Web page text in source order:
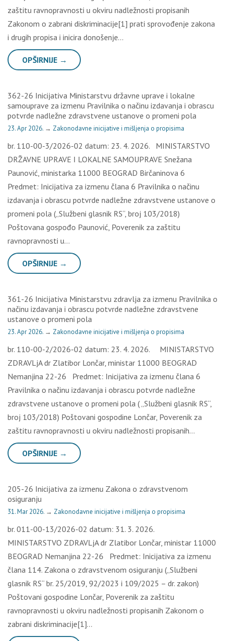
zaštitu ravnopravnosti u okviru nadležnosti propisanih
Zakonom o zabrani diskriminacije[1] prati sprovođenje zakona
i drugih propisa i inicira donošenje…
OPŠIRNIJE →
362-26 Inicijativa Ministarstvu državne uprave i lokalne
samouprave za izmenu Pravilnika o načinu izdavanja i obrascu
potvrde nadležne zdravstvene ustanove o promeni pola
23. Apr 2026. → Zakonodavne inicijative i mišljenja o propisima
br. 110-00-3/2026-02 datum: 23. 4. 2026. MINISTARSTVO
DRŽAVNE UPRAVE I LOKALNE SAMOUPRAVE Snežana
Paunović, ministarka 11000 BEOGRAD Birčaninova 6
Predmet: Inicijativa za izmenu člana 6 Pravilnika o načinu
izdavanja i obrascu potvrde nadležne zdravstvene ustanove o
promeni pola („Službeni glasnik RS“, broj 103/2018)
Poštovana gospođo Paunović, Poverenik za zaštitu
ravnopravnosti u…
OPŠIRNIJE →
361-26 Inicijativa Ministarstvu zdravlja za izmenu Pravilnika o
načinu izdavanja i obrascu potvrde nadležne zdravstvene
ustanove o promeni pola
23. Apr 2026. → Zakonodavne inicijative i mišljenja o propisima
br. 110-00-2/2026-02 datum: 23. 4. 2026. MINISTARSTVO
ZDRAVLjA dr Zlatibor Lončar, ministar 11000 BEOGRAD
Nemanjina 22-26 Predmet: Inicijativa za izmenu člana 6
Pravilnika o načinu izdavanja i obrascu potvrde nadležne
zdravstvene ustanove o promeni pola ( „Službeni glasnik RS“,
broj 103/2018) Poštovani gospodine Lončar, Poverenik za
zaštitu ravnopravnosti u okviru nadležnosti propisanih…
OPŠIRNIJE →
205-26 Inicijativa za izmenu Zakona o zdravstvenom
osiguranju
31. Mar 2026. → Zakonodavne inicijative i mišljenja o propisima
br. 011-00-13/2026-02 datum: 31. 3. 2026.
MINISTARSTVO ZDRAVLjA dr Zlatibor Lončar, ministar 11000
BEOGRAD Nemanjina 22-26 Predmet: Inicijativa za izmenu
člana 114. Zakona o zdravstvenom osiguranju („Službeni
glasnik RS“ br. 25/2019, 92/2023 i 109/2025 – dr. zakon)
Poštovani gospodine Lončar, Poverenik za zaštitu
ravnopravnosti u okviru nadležnosti propisanih Zakonom o
zabrani diskriminacije[1]…